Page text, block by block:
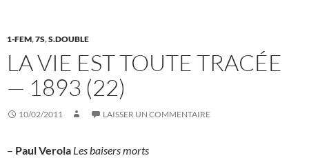
1-FEM,7S,S.DOUBLE
LA VIE EST TOUTE TRACÉE
— 1893 (22)
10/02/2011 LAISSER UN COMMENTAIRE
– Paul Verola Les baisers morts